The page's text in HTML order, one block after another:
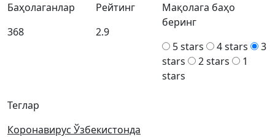
Теглар
Коронавирус Ўзбекистонда
Баҳолаганлар
368
Рейтинг
2.9
Мақолага баҳо
беринг
5 stars
4 stars
3
stars
2 stars
1
stars